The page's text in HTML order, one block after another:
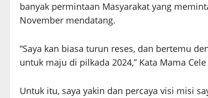
banyak permintaan Masyarakat yang
November mendatang.
“Saya kan biasa turun reses, dan bertemu
untuk maju di pilkada 2024,” Kata Mama Cele
Untuk itu, saya yakin dan percaya visi misi